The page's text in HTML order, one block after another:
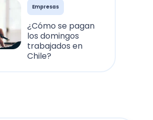
Empresas
¿Cómo se pagan
los domingos
trabajados en
Chile?